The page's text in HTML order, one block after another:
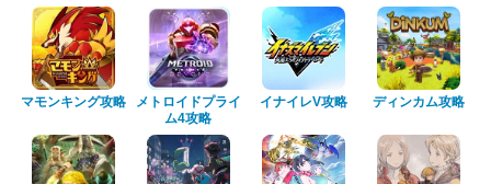
マモンキング攻略
メトロイドプライ
ム4攻略
イナイレV攻略 ディンカム攻略